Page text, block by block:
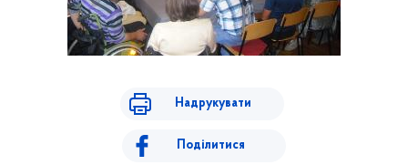
Надрукувати
Поділитися